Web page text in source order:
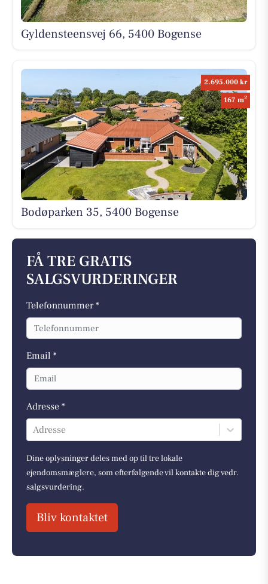
Gyldensteensvej 66, 5400 Bogense
2.695.000 kr
167 m2
Bodøparken 35, 5400 Bogense
FÅ TRE GRATIS
SALGSVURDERINGER
Telefonnummer *
Email *
Adresse *
Adresse
Dine oplysninger deles med op til tre lokale
ejendomsmæglere, som efterfølgende vil kontakte dig vedr.
salgsvurdering.
Bliv kontaktet